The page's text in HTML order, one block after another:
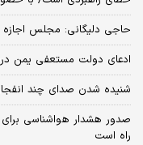
حاجی دلیگانی: مجلس
ادعای دولت مستعفی یمن
شنیده شدن صدای چند
راه است